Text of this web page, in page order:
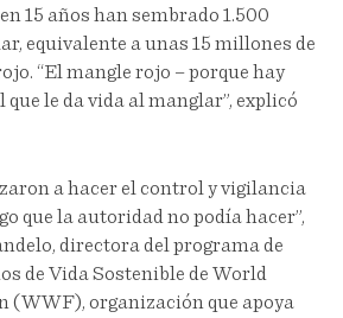
15 años han sembrado 1.500
equivalente a unas 15 millones de
“El mangle rojo – porque hay
que le da vida al manglar”, explicó
a hacer el control y vigilancia
que la autoridad no podía hacer”,
directora del programa de
de Vida Sostenible de World
(WWF), organización que apoya